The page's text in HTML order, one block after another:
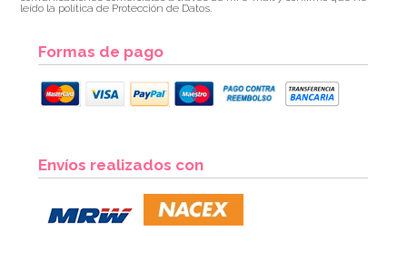
leído la política de Protección de Datos.
Formas de pago
Envíos realizados con